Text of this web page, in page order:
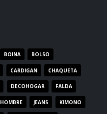
BOINA BOLSO
CARDIGAN CHAQUETA
DECOHOGAR FALDA
HOMBRE JEANS KIMONO